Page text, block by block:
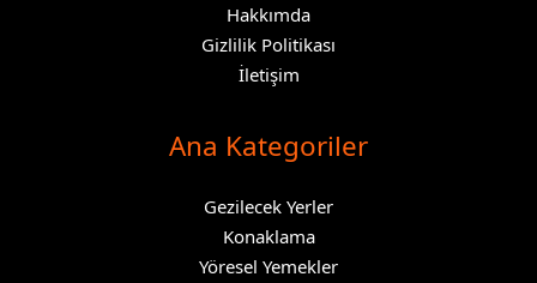
Hakkımda
Gizlilik Politikası
İletişim
Ana Kategoriler
Gezilecek Yerler
Konaklama
Yöresel Yemekler